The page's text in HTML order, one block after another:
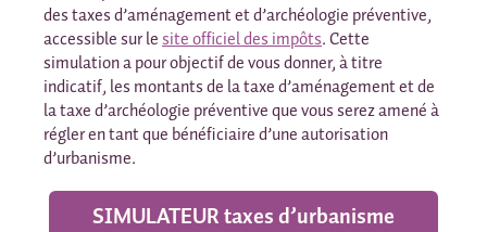
des taxes d’aménagement et d’archéologie préventive,
accessible sur lesite officiel des impôts. Cette
simulation a pour objectif de vous donner, à titre
indicatif, les montants de la taxe d’aménagement et de
la taxe d’archéologie préventive que vous serez amené à
régler en tant que bénéficiaire d’une autorisation
d’urbanisme.
SIMULATEUR taxes d’urbanisme